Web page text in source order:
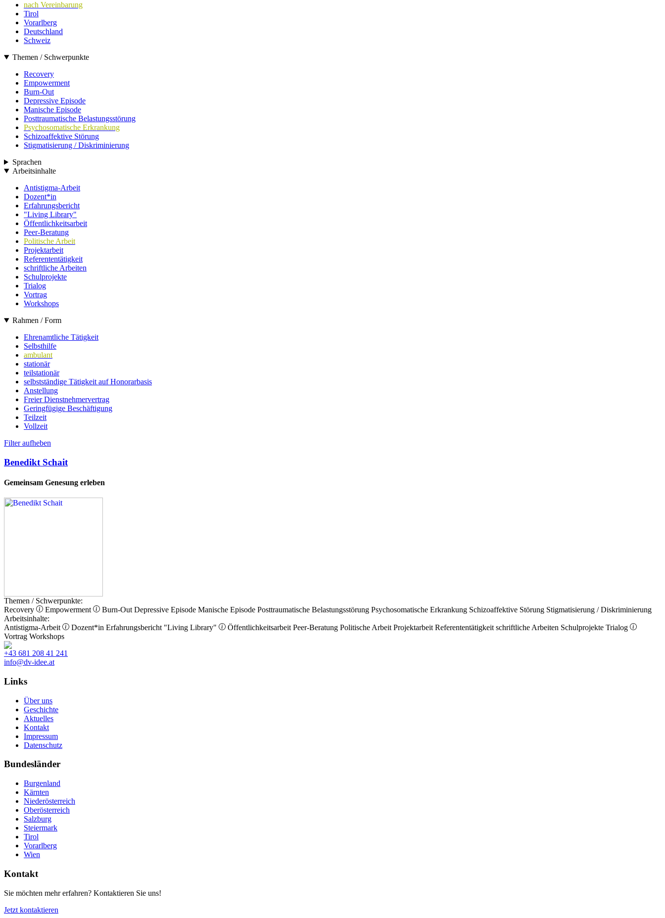
nach Vereinbarung
Tirol
Vorarlberg
Deutschland
Schweiz
Themen / Schwerpunkte
Recovery
Empowerment
Burn-Out
Depressive Episode
Manische Episode
Posttraumatische Belastungsstörung
Psychosomatische Erkrankung
Schizoaffektive Störung
Stigmatisierung / Diskriminierung
Sprachen
Arbeitsinhalte
Antistigma-Arbeit
Dozent*in
Erfahrungsbericht
"Living Library"
Öffentlichkeitsarbeit
Peer-Beratung
Politische Arbeit
Projektarbeit
Referententätigkeit
schriftliche Arbeiten
Schulprojekte
Trialog
Vortrag
Workshops
Rahmen / Form
Ehrenamtliche Tätigkeit
Selbsthilfe
ambulant
stationär
teilstationär
selbstständige Tätigkeit auf Honorarbasis
Anstellung
Freier Dienstnehmervertrag
Geringfügige Beschäftigung
Teilzeit
Vollzeit
Filter aufheben
Benedikt Schait
Gemeinsam Genesung erleben
Themen / Schwerpunkte:
Recovery
Empowerment Burn-Out Depressive Episode Manische Episode Posttraumatische Belastungsstörung Psychosomatische Erkrankung Schizoaffektive Störung Stigmatisierung / Diskriminierung
Arbeitsinhalte:
Antistigma-Arbeit
Dozent*in Erfahrungsbericht "Living Library" Öffentlichkeitsarbeit Peer-Beratung Politische Arbeit Projektarbeit Referententätigkeit schriftliche Arbeiten Schulprojekte Trialog
Vortrag Workshops
+43 681 208 41 241
info@dv-idee.at
Links
Über uns
Geschichte
Aktuelles
Kontakt
Impressum
Datenschutz
Bundesländer
Burgenland
Kärnten
Niederösterreich
Oberösterreich
Salzburg
Steiermark
Tirol
Vorarlberg
Wien
Kontakt
Sie möchten mehr erfahren? Kontaktieren Sie uns!
Jetzt kontaktieren